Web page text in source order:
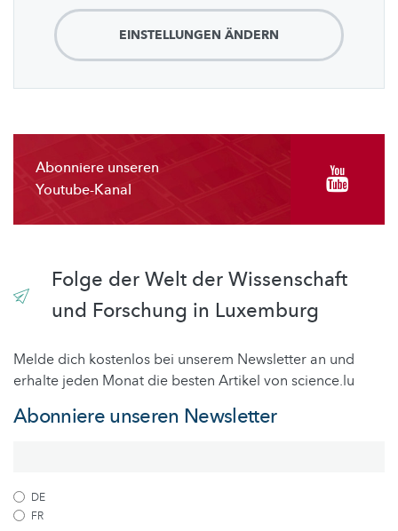
EINSTELLUNGEN ÄNDERN
Abonniere unseren
Youtube-Kanal
Folge der Welt der Wissenschaft
und Forschung in Luxemburg
Melde dich kostenlos bei unserem Newsletter an und
erhalte jeden Monat die besten Artikel von science.lu
Abonniere unseren Newsletter
DE
FR